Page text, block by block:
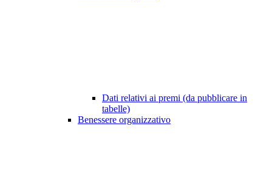
Dati relativi ai premi (da pubblicare in
tabelle)
Benessere organizzativo